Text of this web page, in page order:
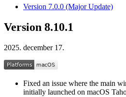
Version 7.0.0 (Major Update)
Version 8.10.1
2025. december 17.
Fixed an issue where the main
initially launched on macOS